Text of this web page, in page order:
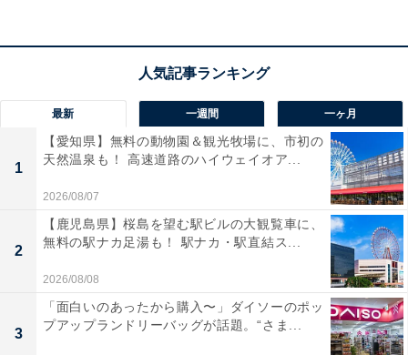
10:00〜21:00（12:00・14:00・16:00・18:00の各時10分
間の休憩時間あり）
1月3日
アクセス
栃木県大田原市若草1丁目1480-1
TEL：0287-24-0778
JR東北新幹線「那須塩原駅」・JR宇都宮線「西那須野
駅」より大田原市営バスで「若草園前」（最寄りのバス
停）下車
最新 一週間 一ヶ月
1
【愛知県】無料の動物園＆観光牧場に、市初の
天然温泉も！ 高速道路のハイウェイオア...
2026/08/07
2
【鹿児島県】桜島を望む駅ビルの大観覧車に、
無料の駅ナカ足湯も！ 駅ナカ・駅直結ス...
2026/08/08
3
「面白いのあったから購入〜」ダイソーのポッ
プアップランドリーバッグが話題。“さま...